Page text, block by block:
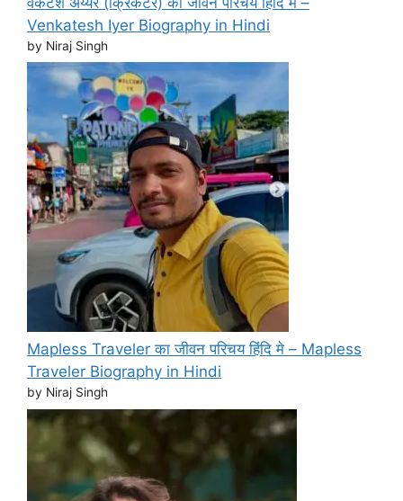
Venkatesh Iyer Biography in Hindi
by Niraj Singh
Mapless Traveler का जीवन परिचय हिंदि मे – Mapless
Traveler Biography in Hindi
by Niraj Singh